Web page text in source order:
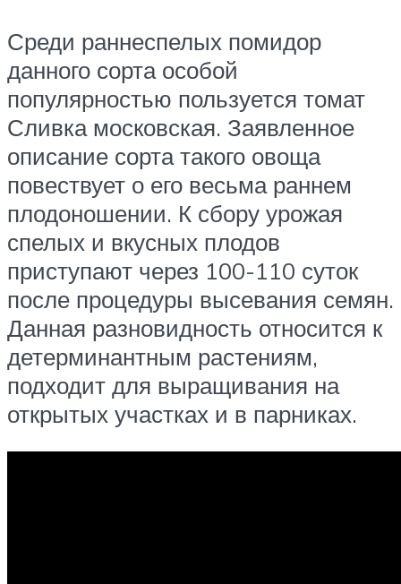
Среди раннеспелых помидор
данного сорта особой
популярностью пользуется томат
Сливка московская. Заявленное
описание сорта такого овоща
повествует о его весьма раннем
плодоношении. К сбору урожая
спелых и вкусных плодов
приступают через 100-110 суток
после процедуры высевания семян.
Данная разновидность относится к
детерминантным растениям,
подходит для выращивания на
открытых участках и в парниках.